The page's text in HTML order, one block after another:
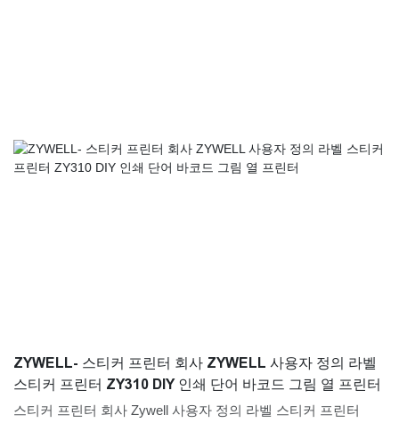
ZYWELL- 스티커 프린터 회사 ZYWELL 사용자 정의 라벨
스티커 프린터 ZY310 DIY 인쇄 단어 바코드 그림 열 프린터
스티커 프린터 회사 Zywell 사용자 정의 라벨 스티커 프린터